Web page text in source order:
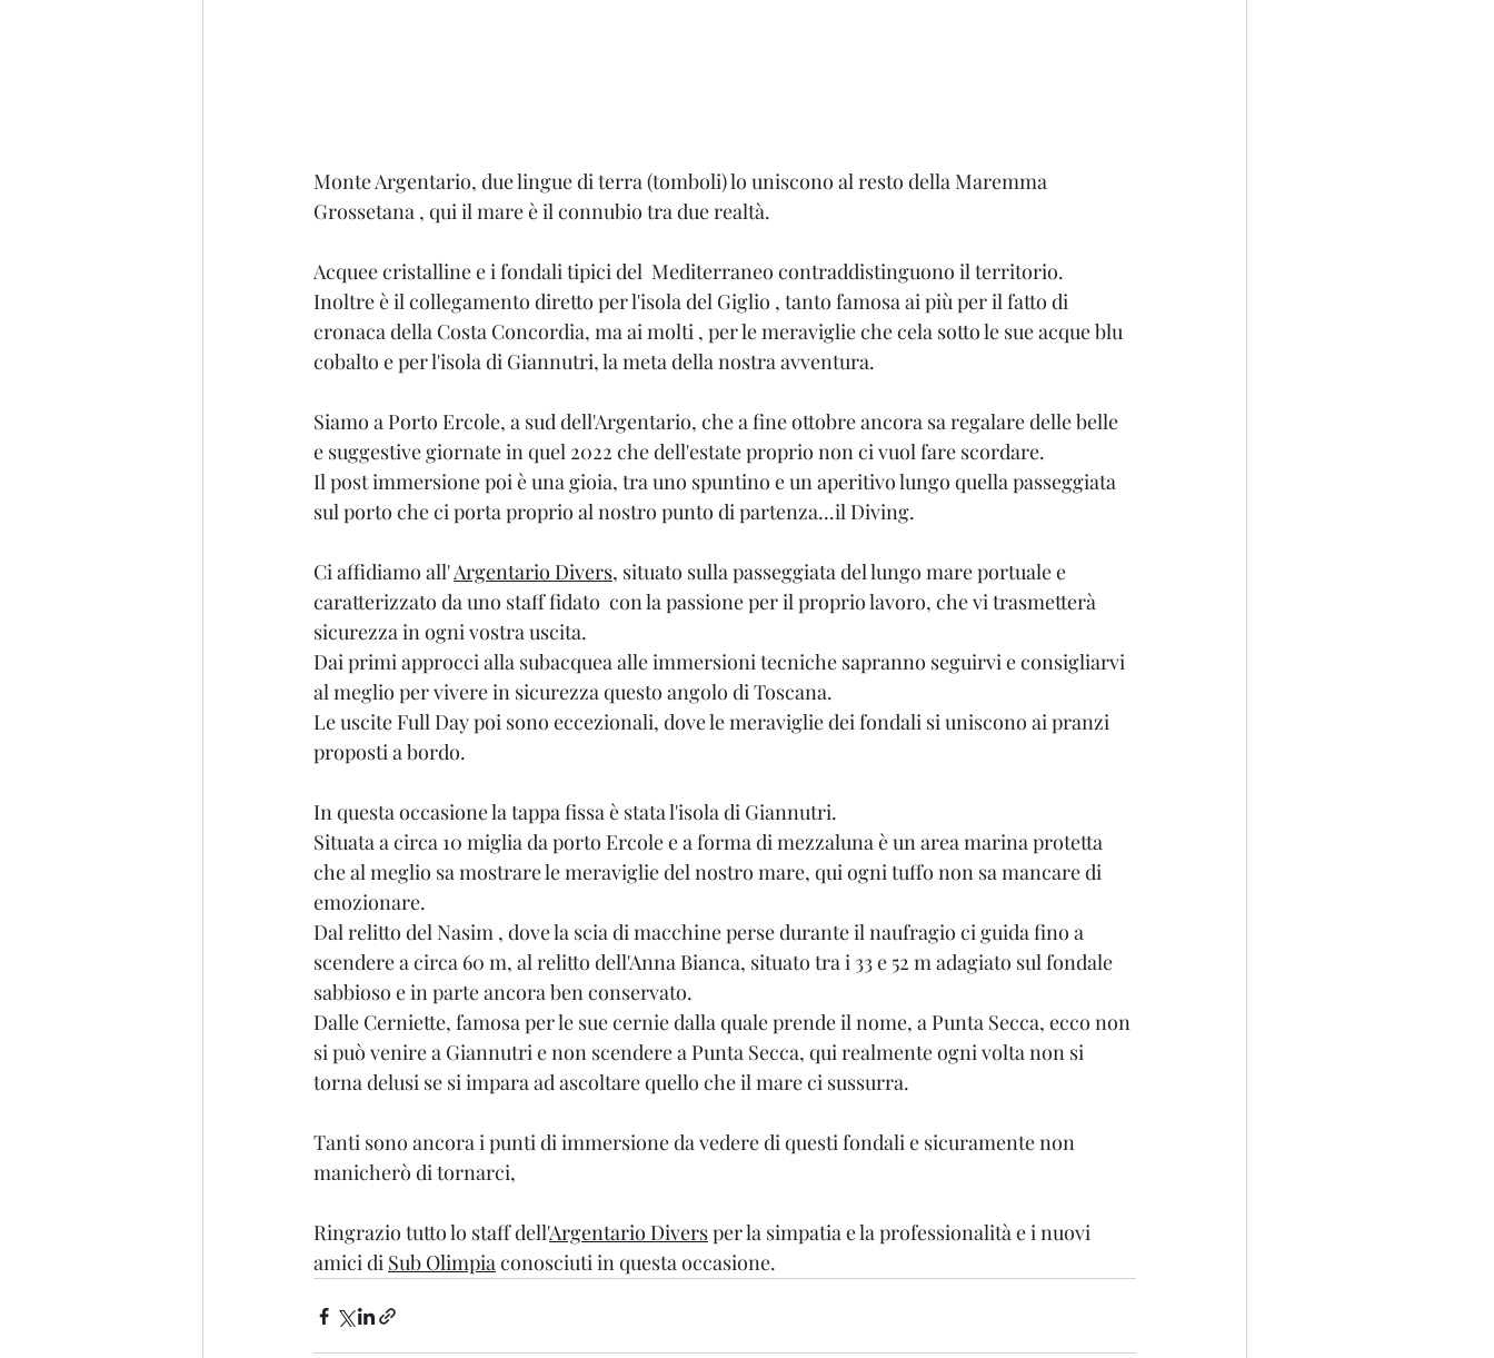
Monte Argentario, due lingue di terra (tomboli) lo uniscono al resto della Maremma
Grossetana , qui il mare è il connubio tra due realtà.
Acquee cristalline e i fondali tipici del  Mediterraneo contraddistinguono il territorio.
Inoltre è il collegamento diretto per l'isola del Giglio , tanto famosa ai più per il fatto di
cronaca della Costa Concordia, ma ai molti , per le meraviglie che cela sotto le sue acque blu
cobalto e per l'isola di Giannutri, la meta della nostra avventura.
Siamo a Porto Ercole, a sud dell'Argentario, che a fine ottobre ancora sa regalare delle belle
e suggestive giornate in quel 2022 che dell'estate proprio non ci vuol fare scordare.
Il post immersione poi è una gioia, tra uno spuntino e un aperitivo lungo quella passeggiata
sul porto che ci porta proprio al nostro punto di partenza...il Diving.
Ci affidiamo all' Argentario Divers, situato sulla passeggiata del lungo mare portuale e
caratterizzato da uno staff fidato  con la passione per il proprio lavoro, che vi trasmetterà
sicurezza in ogni vostra uscita.
Dai primi approcci alla subacquea alle immersioni tecniche sapranno seguirvi e consigliarvi
al meglio per vivere in sicurezza questo angolo di Toscana.
Le uscite Full Day poi sono eccezionali, dove le meraviglie dei fondali si uniscono ai pranzi
proposti a bordo.
In questa occasione la tappa fissa è stata l'isola di Giannutri.
Situata a circa 10 miglia da porto Ercole e a forma di mezzaluna è un area marina protetta
che al meglio sa mostrare le meraviglie del nostro mare, qui ogni tuffo non sa mancare di
emozionare.
Dal relitto del Nasim , dove la scia di macchine perse durante il naufragio ci guida fino a
scendere a circa 60 m, al relitto dell'Anna Bianca, situato tra i 33 e 52 m adagiato sul fondale
sabbioso e in parte ancora ben conservato.
Dalle Cerniette, famosa per le sue cernie dalla quale prende il nome, a Punta Secca, ecco non
si può venire a Giannutri e non scendere a Punta Secca, qui realmente ogni volta non si
torna delusi se si impara ad ascoltare quello che il mare ci sussurra.
Tanti sono ancora i punti di immersione da vedere di questi fondali e sicuramente non
manicherò di tornarci,
Ringrazio tutto lo staff dell'Argentario Divers per la simpatia e la professionalità e i nuovi
amici di Sub Olimpia conosciuti in questa occasione.